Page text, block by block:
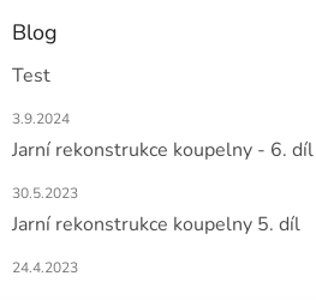
Blog
Test
3.9.2024
Jarní rekonstrukce koupelny - 6. díl
30.5.2023
Jarní rekonstrukce koupelny 5. díl
24.4.2023